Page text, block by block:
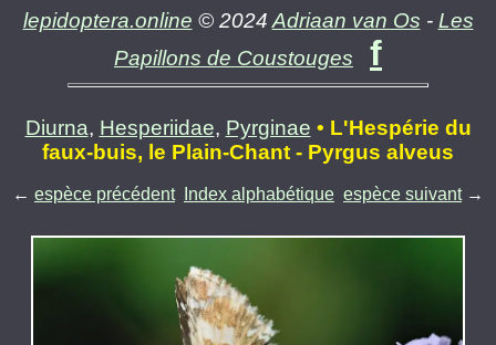
lepidoptera.online © 2024 Adriaan van Os - Les
Papillons de Coustouges
f
Diurna, Hesperiidae, Pyrginae • L'Hespérie du
faux-buis, le Plain-Chant - Pyrgus alveus
← espèce précédent Index alphabétique espèce suivant→